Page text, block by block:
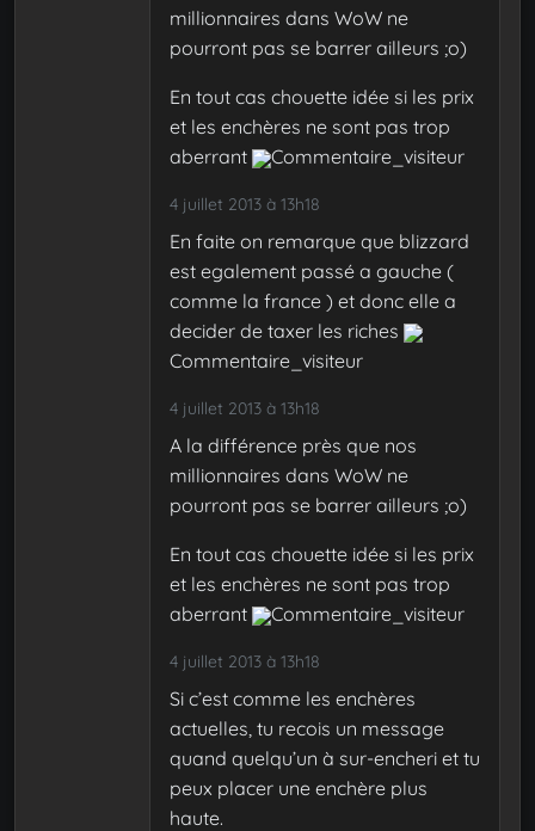
millionnaires dans WoW ne
pourront pas se barrer ailleurs ;o)
En tout cas chouette idée si les prix
et les enchères ne sont pas trop
aberrant
Commentaire_visiteur
4 juillet 2013 à 13h18
En faite on remarque que blizzard
est egalement passé a gauche (
comme la france ) et donc elle a
decider de taxer les riches
Commentaire_visiteur
4 juillet 2013 à 13h18
A la différence près que nos
millionnaires dans WoW ne
pourront pas se barrer ailleurs ;o)
En tout cas chouette idée si les prix
et les enchères ne sont pas trop
aberrant
Commentaire_visiteur
4 juillet 2013 à 13h18
Si c’est comme les enchères
actuelles, tu recois un message
quand quelqu’un à sur-encheri et tu
peux placer une enchère plus
haute.